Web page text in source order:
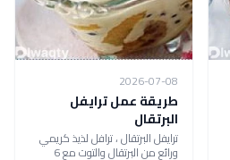
2026-07-08
طريقة عمل ترايفل
البرتقال
ترايفل البرتقال ، ترافل لذيذ كريمي
ورائع من البرتقال والتوت مع 6